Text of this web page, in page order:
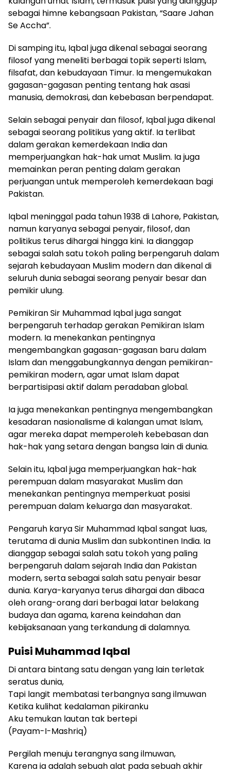
sebagai himne kebangsaan Pakistan, “Saare Jahan
Se Accha”.
Di samping itu, Iqbal juga dikenal sebagai seorang
filosof yang meneliti berbagai topik seperti Islam,
filsafat, dan kebudayaan Timur. Ia mengemukakan
gagasan-gagasan penting tentang hak asasi
manusia, demokrasi, dan kebebasan berpendapat.
Selain sebagai penyair dan filosof, Iqbal juga dikenal
sebagai seorang politikus yang aktif. Ia terlibat
dalam gerakan kemerdekaan India dan
memperjuangkan hak-hak umat Muslim. Ia juga
memainkan peran penting dalam gerakan
perjuangan untuk memperoleh kemerdekaan bagi
Pakistan.
Iqbal meninggal pada tahun 1938 di Lahore, Pakistan,
namun karyanya sebagai penyair, filosof, dan
politikus terus dihargai hingga kini. Ia dianggap
sebagai salah satu tokoh paling berpengaruh dalam
sejarah kebudayaan Muslim modern dan dikenal di
seluruh dunia sebagai seorang penyair besar dan
pemikir ulung.
Pemikiran Sir Muhammad Iqbal juga sangat
berpengaruh terhadap gerakan Pemikiran Islam
modern. Ia menekankan pentingnya
mengembangkan gagasan-gagasan baru dalam
Islam dan menggabungkannya dengan pemikiran-
pemikiran modern, agar umat Islam dapat
berpartisipasi aktif dalam peradaban global.
Ia juga menekankan pentingnya mengembangkan
kesadaran nasionalisme di kalangan umat Islam,
agar mereka dapat memperoleh kebebasan dan
hak-hak yang setara dengan bangsa lain di dunia.
Selain itu, Iqbal juga memperjuangkan hak-hak
perempuan dalam masyarakat Muslim dan
menekankan pentingnya memperkuat posisi
perempuan dalam keluarga dan masyarakat.
Pengaruh karya Sir Muhammad Iqbal sangat luas,
terutama di dunia Muslim dan subkontinen India. Ia
dianggap sebagai salah satu tokoh yang paling
berpengaruh dalam sejarah India dan Pakistan
modern, serta sebagai salah satu penyair besar
dunia. Karya-karyanya terus dihargai dan dibaca
oleh orang-orang dari berbagai latar belakang
budaya dan agama, karena keindahan dan
kebijaksanaan yang terkandung di dalamnya.
Puisi Muhammad Iqbal
Di antara bintang satu dengan yang lain terletak
seratus dunia,
Tapi langit membatasi terbangnya sang ilmuwan
Ketika kulihat kedalaman pikiranku
Aku temukan lautan tak bertepi
(Payam-I-Mashriq)
Pergilah menuju terangnya sang ilmuwan,
Karena ia adalah sebuah alat pada sebuah akhir